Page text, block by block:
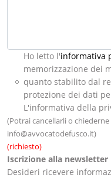
Ho letto l'informativa
memorizzazione dei
quanto stabilito dal
protezione dei dati
L'informativa della
(Potrai cancellarli o
info@avvocatodefusco.it)
(richiesto)
Iscrizione alla newsletter
Desideri ricevere